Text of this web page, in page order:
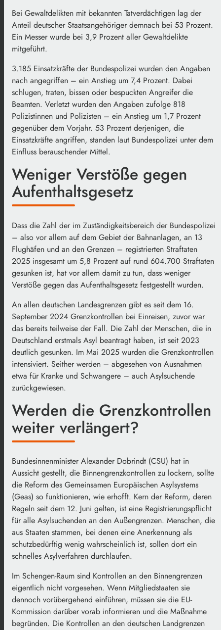
Bei Gewaltdelikten mit bekannten Tatverdächtigen lag der
Anteil deutscher Staatsangehöriger demnach bei 53 Prozent.
Ein Messer wurde bei 3,9 Prozent aller Gewaltdelikte
mitgeführt.
3.185 Einsatzkräfte der Bundespolizei wurden den Angaben
nach angegriffen – ein Anstieg um 7,4 Prozent. Dabei
schlugen, traten, bissen oder bespuckten Angreifer die
Beamten. Verletzt wurden den Angaben zufolge 818
Polizistinnen und Polizisten – ein Anstieg um 1,7 Prozent
gegenüber dem Vorjahr. 53 Prozent derjenigen, die
Einsatzkräfte angriffen, standen laut Bundespolizei unter dem
Einfluss berauschender Mittel.
Weniger Verstöße gegen
Aufenthaltsgesetz
Dass die Zahl der im Zuständigkeitsbereich der Bundespolizei
– also vor allem auf dem Gebiet der Bahnanlagen, an 13
Flughäfen und an den Grenzen – registrierten Straftaten
2025 insgesamt um 5,8 Prozent auf rund 604.700 Straftaten
gesunken ist, hat vor allem damit zu tun, dass weniger
Verstöße gegen das Aufenthaltsgesetz festgestellt wurden.
An allen deutschen Landesgrenzen gibt es seit dem 16.
September 2024 Grenzkontrollen bei Einreisen, zuvor war
das bereits teilweise der Fall. Die Zahl der Menschen, die in
Deutschland erstmals Asyl beantragt haben, ist seit 2023
deutlich gesunken. Im Mai 2025 wurden die Grenzkontrollen
intensiviert. Seither werden – abgesehen von Ausnahmen
etwa für Kranke und Schwangere – auch Asylsuchende
zurückgewiesen.
Werden die Grenzkontrollen
weiter verlängert?
Bundesinnenminister Alexander Dobrindt (CSU) hat in
Aussicht gestellt, die Binnengrenzkontrollen zu lockern, sollte
die Reform des Gemeinsamen Europäischen Asylsystems
(Geas) so funktionieren, wie erhofft. Kern der Reform, deren
Regeln seit dem 12. Juni gelten, ist eine Registrierungspflicht
für alle Asylsuchenden an den Außengrenzen. Menschen, die
aus Staaten stammen, bei denen eine Anerkennung als
schutzbedürftig wenig wahrscheinlich ist, sollen dort ein
schnelles Asylverfahren durchlaufen.
Im Schengen-Raum sind Kontrollen an den Binnengrenzen
eigentlich nicht vorgesehen. Wenn Mitgliedstaaten sie
dennoch vorübergehend einführen, müssen sie die EU-
Kommission darüber vorab informieren und die Maßnahme
begründen. Die Kontrollen an den deutschen Landgrenzen